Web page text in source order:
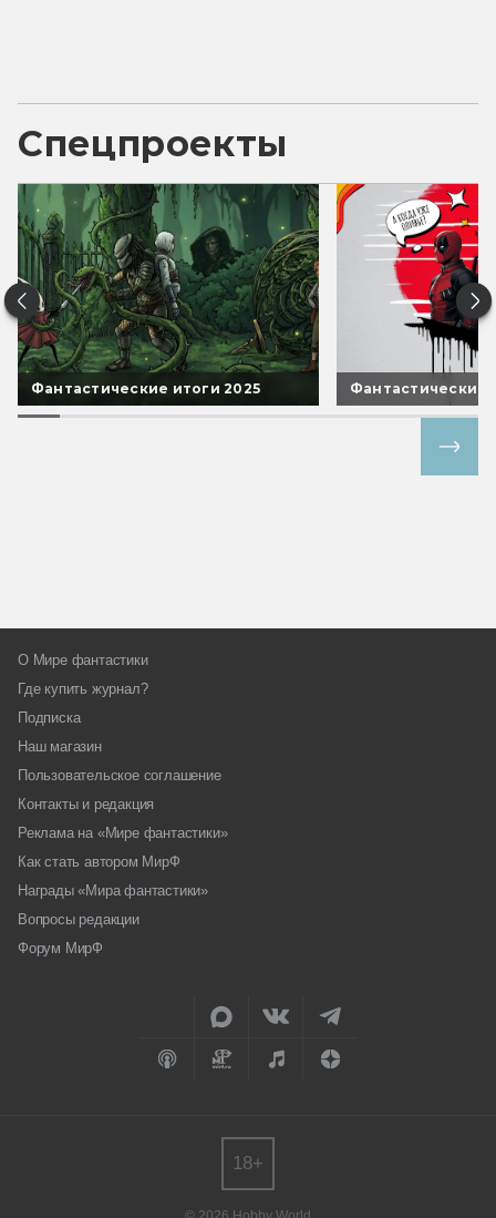
Спецпроекты
Фантастические итоги 2025 Фантастические
О Мире фантастики
Где купить журнал?
Подписка
Наш магазин
Пользовательское соглашение
Контакты и редакция
Реклама на «Мире фантастики»
Как стать автором МирФ
Награды «Мира фантастики»
Вопросы редакции
Форум МирФ
18+